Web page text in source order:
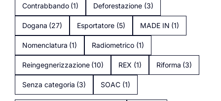
Contrabbando (1) Deforestazione (3)
Dogana (27) Esportatore (5) MADE IN (1)
Nomenclatura (1) Radiometrico (1)
Reingegnerizzazione (10) REX (1) Riforma (3)
Senza categoria (3) SOAC (1)